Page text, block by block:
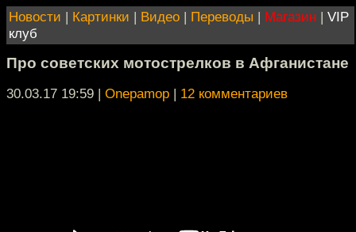
Новости | Картинки | Видео | Переводы | Магазин | VIP
клуб
Про советских мотострелков в Афганистане
30.03.17 19:59 | Onepamop | 12 комментариев